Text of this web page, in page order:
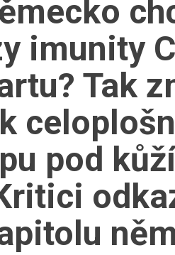
imunity
Tak
pod